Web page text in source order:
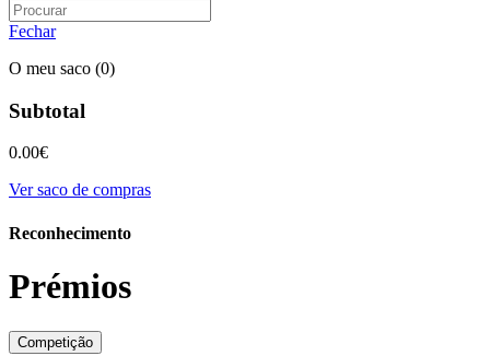
Fechar
O meu saco (0)
Subtotal
0.00€
Ver saco de compras
Reconhecimento
Prémios
Competição